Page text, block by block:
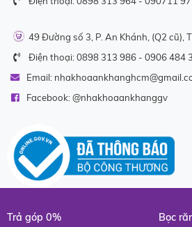
49 Đường số 3, P. An Khánh, (Q2 cũ),
Điện thoại:0898 313 986 - 0906 484
Email:
Facebook: @nhakhoaankhanggv
Trả góp 0%
Bọc